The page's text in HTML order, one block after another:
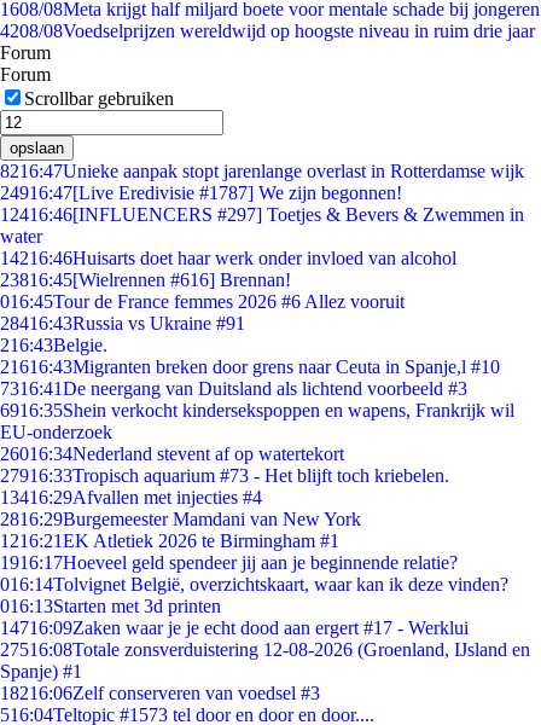
1608/08Meta krijgt half miljard boete voor mentale schade bij jongeren
4208/08Voedselprijzen wereldwijd op hoogste niveau in ruim drie jaar
Forum
Forum
Scrollbar gebruiken
opslaan
8216:47Unieke aanpak stopt jarenlange overlast in Rotterdamse wijk
24916:47[Live Eredivisie #1787] We zijn begonnen!
12416:46[INFLUENCERS #297] Toetjes & Bevers & Zwemmen in
water
14216:46Huisarts doet haar werk onder invloed van alcohol
23816:45[Wielrennen #616] Brennan!
016:45Tour de France femmes 2026 #6 Allez vooruit
28416:43Russia vs Ukraine #91
216:43Belgie.
21616:43Migranten breken door grens naar Ceuta in Spanje,l #10
7316:41De neergang van Duitsland als lichtend voorbeeld #3
6916:35Shein verkocht kindersekspoppen en wapens, Frankrijk wil
EU-onderzoek
26016:34Nederland stevent af op watertekort
27916:33Tropisch aquarium #73 - Het blijft toch kriebelen.
13416:29Afvallen met injecties #4
2816:29Burgemeester Mamdani van New York
1216:21EK Atletiek 2026 te Birmingham #1
1916:17Hoeveel geld spendeer jij aan je beginnende relatie?
016:14Tolvignet België, overzichtskaart, waar kan ik deze vinden?
016:13Starten met 3d printen
14716:09Zaken waar je je echt dood aan ergert #17 - Werklui
27516:08Totale zonsverduistering 12-08-2026 (Groenland, IJsland en
Spanje) #1
18216:06Zelf conserveren van voedsel #3
516:04Teltopic #1573 tel door en door en door....